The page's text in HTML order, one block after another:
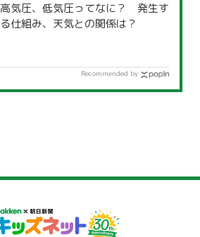
高気圧、低気圧ってなに？ 発生す
る仕組み、天気との関係は？
Recommended by